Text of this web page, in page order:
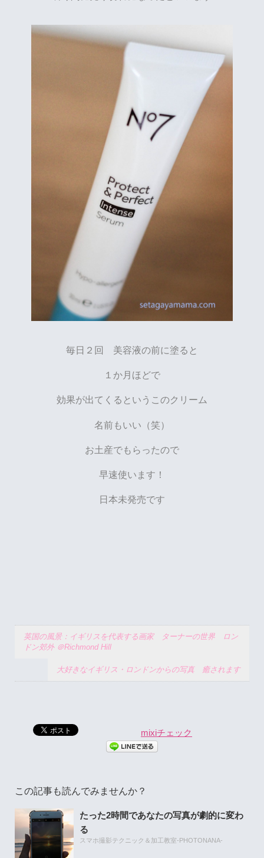
毎日２回 美容液の前に塗ると
１か月ほどで
効果が出てくるというこのクリーム
名前もいい（笑）
お土産でもらったので
早速使います！
日本未発売です
英国の風景：イギリスを代表する画家 ターナーの世界 ロン
ドン郊外 ＠Richmond Hill
大好きなイギリス・ロンドンからの写真 癒されます
mixiチェック
この記事も読んでみませんか？
たった2時間であなたの写真が劇的に変わ
る
スマホ撮影テクニック＆加工教室-PHOTONANA-